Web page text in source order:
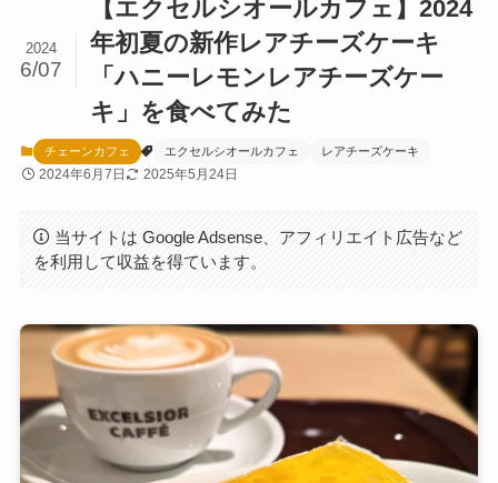
【エクセルシオールカフェ】2024
年初夏の新作レアチーズケーキ
「ハニーレモンレアチーズケー
キ」を食べてみた
2024
6/07
チェーンカフェ エクセルシオールカフェ レアチーズケーキ
2024年6月7日 2025年5月24日
当サイトは Google Adsense、アフィリエイト広告など
を利用して収益を得ています。